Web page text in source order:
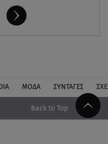
ΜΟΔΑ ΣΥΝΤΑΓΕΣ
Back to Top